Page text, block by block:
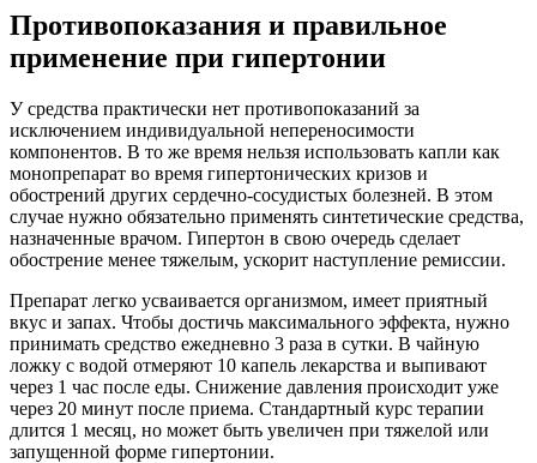
Противопоказания и правильное
применение при гипертонии
У средства практически нет противопоказаний за
исключением индивидуальной непереносимости
компонентов. В то же время нельзя использовать капли как
монопрепарат во время гипертонических кризов и
обострений других сердечно-сосудистых болезней. В этом
случае нужно обязательно применять синтетические средства,
назначенные врачом. Гипертон в свою очередь сделает
обострение менее тяжелым, ускорит наступление ремиссии.
Препарат легко усваивается организмом, имеет приятный
вкус и запах. Чтобы достичь максимального эффекта, нужно
принимать средство ежедневно 3 раза в сутки. В чайную
ложку с водой отмеряют 10 капель лекарства и выпивают
через 1 час после еды. Снижение давления происходит уже
через 20 минут после приема. Стандартный курс терапии
длится 1 месяц, но может быть увеличен при тяжелой или
запущенной форме гипертонии.